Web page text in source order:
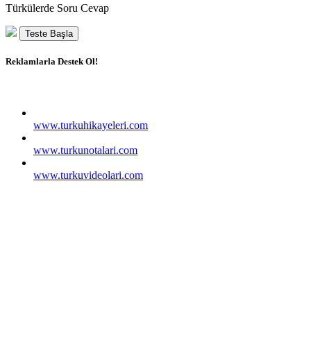
Türkülerde Soru Cevap
Teste Başla
Reklamlarla Destek Ol!
www.turkuhikayeleri.com
www.turkunotalari.com
www.turkuvideolari.com